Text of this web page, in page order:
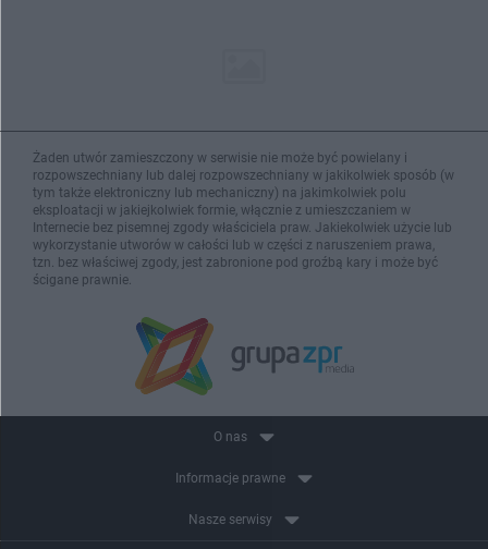
Żaden utwór zamieszczony w serwisie nie może być powielany i
rozpowszechniany lub dalej rozpowszechniany w jakikolwiek sposób (w
tym także elektroniczny lub mechaniczny) na jakimkolwiek polu
eksploatacji w jakiejkolwiek formie, włącznie z umieszczaniem w
Internecie bez pisemnej zgody właściciela praw. Jakiekolwiek użycie lub
wykorzystanie utworów w całości lub w części z naruszeniem prawa,
tzn. bez właściwej zgody, jest zabronione pod groźbą kary i może być
ścigane prawnie.
O nas
Informacje prawne
Nasze serwisy